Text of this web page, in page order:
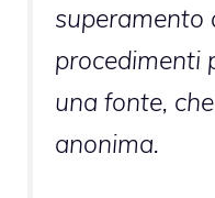
superamento
procedimenti
una fonte,
anonima.